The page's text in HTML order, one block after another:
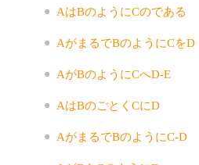
AはBのようにCのである
AがまるでBのようにCをD
AがBのようにCへD-E
AはBのごとくCにD
AがまるでBのようにC-D